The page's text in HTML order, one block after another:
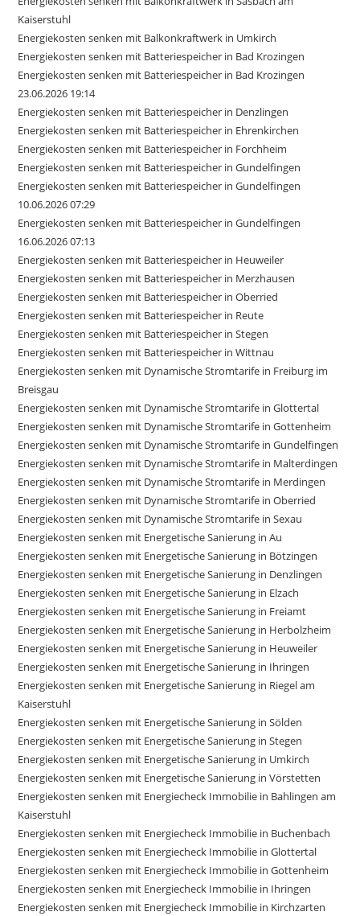
Kaiserstuhl
Energiekosten senken mit Balkonkraftwerk in Umkirch
Energiekosten senken mit Batteriespeicher in Bad Krozingen
Energiekosten senken mit Batteriespeicher in Bad Krozingen
23.06.2026 19:14
Energiekosten senken mit Batteriespeicher in Denzlingen
Energiekosten senken mit Batteriespeicher in Ehrenkirchen
Energiekosten senken mit Batteriespeicher in Forchheim
Energiekosten senken mit Batteriespeicher in Gundelfingen
Energiekosten senken mit Batteriespeicher in Gundelfingen
10.06.2026 07:29
Energiekosten senken mit Batteriespeicher in Gundelfingen
16.06.2026 07:13
Energiekosten senken mit Batteriespeicher in Heuweiler
Energiekosten senken mit Batteriespeicher in Merzhausen
Energiekosten senken mit Batteriespeicher in Oberried
Energiekosten senken mit Batteriespeicher in Reute
Energiekosten senken mit Batteriespeicher in Stegen
Energiekosten senken mit Batteriespeicher in Wittnau
Energiekosten senken mit Dynamische Stromtarife in Freiburg im
Breisgau
Energiekosten senken mit Dynamische Stromtarife in Glottertal
Energiekosten senken mit Dynamische Stromtarife in Gottenheim
Energiekosten senken mit Dynamische Stromtarife in Gundelfingen
Energiekosten senken mit Dynamische Stromtarife in Malterdingen
Energiekosten senken mit Dynamische Stromtarife in Merdingen
Energiekosten senken mit Dynamische Stromtarife in Oberried
Energiekosten senken mit Dynamische Stromtarife in Sexau
Energiekosten senken mit Energetische Sanierung in Au
Energiekosten senken mit Energetische Sanierung in Bötzingen
Energiekosten senken mit Energetische Sanierung in Denzlingen
Energiekosten senken mit Energetische Sanierung in Elzach
Energiekosten senken mit Energetische Sanierung in Freiamt
Energiekosten senken mit Energetische Sanierung in Herbolzheim
Energiekosten senken mit Energetische Sanierung in Heuweiler
Energiekosten senken mit Energetische Sanierung in Ihringen
Energiekosten senken mit Energetische Sanierung in Riegel am
Kaiserstuhl
Energiekosten senken mit Energetische Sanierung in Sölden
Energiekosten senken mit Energetische Sanierung in Stegen
Energiekosten senken mit Energetische Sanierung in Umkirch
Energiekosten senken mit Energetische Sanierung in Vörstetten
Energiekosten senken mit Energiecheck Immobilie in Bahlingen am
Kaiserstuhl
Energiekosten senken mit Energiecheck Immobilie in Buchenbach
Energiekosten senken mit Energiecheck Immobilie in Glottertal
Energiekosten senken mit Energiecheck Immobilie in Gottenheim
Energiekosten senken mit Energiecheck Immobilie in Ihringen
Energiekosten senken mit Energiecheck Immobilie in Kirchzarten